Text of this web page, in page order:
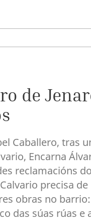
de
Caballero, tras
Encarna
reclamacións
precisa
obras no
das súas rúas